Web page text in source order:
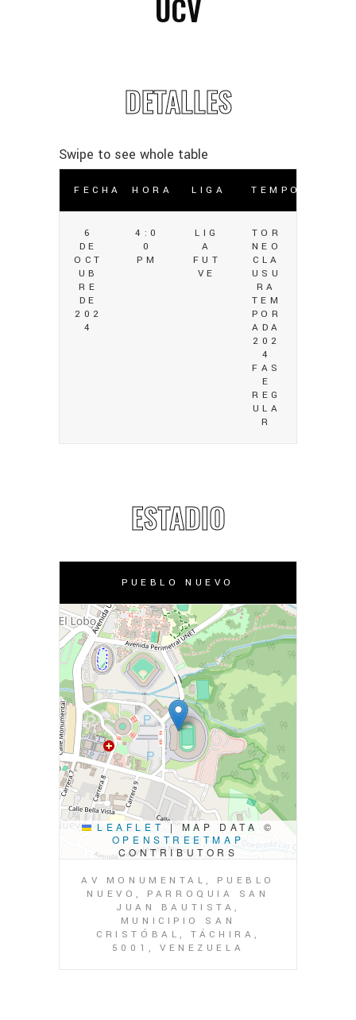
UCV
DETALLES
FECHA HORA LIGA TEMPORADA
6
DE
OCT
UB
RE
DE
202
4
4:0
0
PM
LIG
A
FUT
VE
TOR
NEO
CLA
USU
RA
TEM
POR
ADA
202
4
FAS
E
REG
ULA
R
ESTADIO
PUEBLO NUEVO
LEAFLET |MAP DATA ©
OPENSTREETMAP
CONTRIBUTORS
AV MONUMENTAL, PUEBLO
NUEVO, PARROQUIA SAN
JUAN BAUTISTA,
MUNICIPIO SAN
CRISTÓBAL, TÁCHIRA,
5001, VENEZUELA